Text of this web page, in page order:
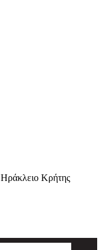
Ηράκλειο Κρήτης